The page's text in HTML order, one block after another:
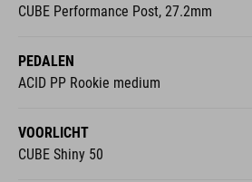
CUBE Performance Post, 27.2mm
PEDALEN
ACID PP Rookie medium
VOORLICHT
CUBE Shiny 50